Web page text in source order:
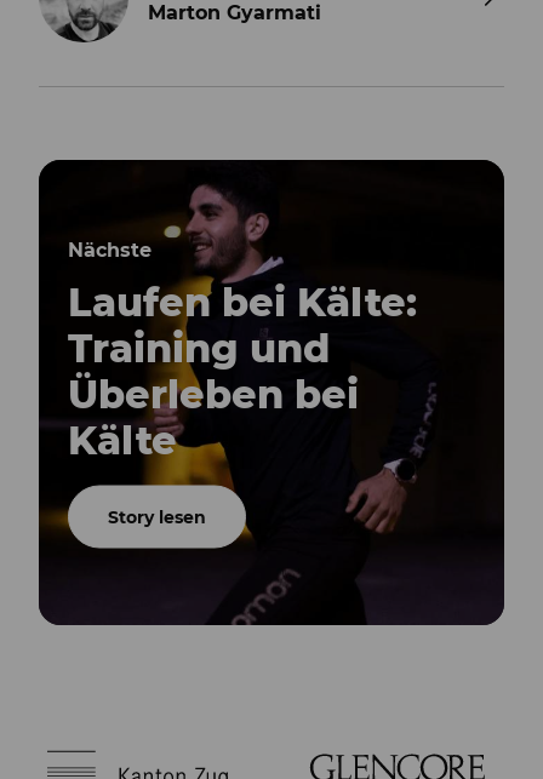
Marton Gyarmati
Nächste
Laufen bei Kälte:
Training und
Überleben bei
Kälte
Story lesen